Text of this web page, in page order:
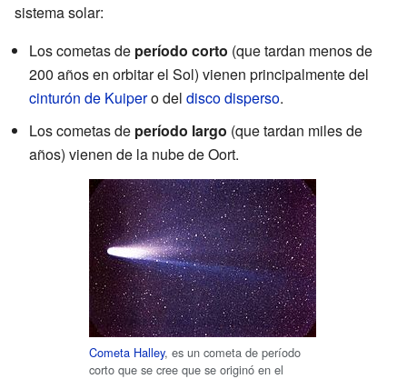
sistema solar:
Los cometas de período corto (que tardan menos de
200 años en orbitar el Sol) vienen principalmente del
cinturón de Kuipero del disco disperso.
Los cometas de período largo (que tardan miles de
años) vienen de la nube de Oort.
Cometa Halley, es un cometa de período
corto que se cree que se originó en el